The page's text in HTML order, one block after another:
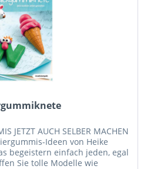
JETZT AUCH SELBER MACHEN
Ideen von Heike
begeistern einfach jeden, egal
Sie tolle Modelle wie